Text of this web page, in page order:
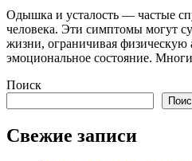
Одышка и усталость — частые
человека. Эти симптомы могут
жизни, ограничивая физическую
эмоциональное состояние.
Поиск
Свежие записи